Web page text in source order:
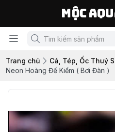
Mộc
Trang chủ
Cá, Tép, Ốc Thuỷ
Neon Hoàng Đế Kiếm ( Bơi Đàn )